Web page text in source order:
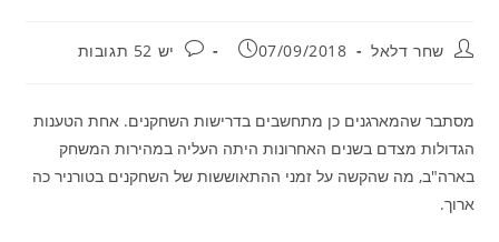
מחבר:שחר דלאל פורסם:
07/09/2018 תגובות:
יש 52 תגובות
מסתבר שהמארגנים כן מתחשבים בדרישות השחקנים. אחת הטענות
הגדולות מצדם בשנים האחרונות היתה העליה במהירות המשחק
בארה"ב, מה שהקשה על זמני ההתאוששות של השחקנים בטורניר כה
ארוך.